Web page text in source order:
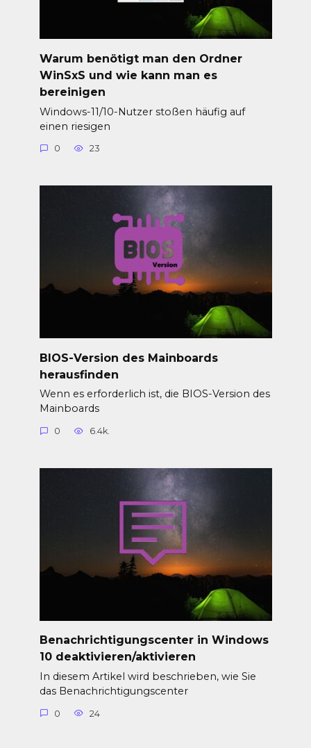
Warum benötigt man den Ordner
WinSxS und wie kann man es
bereinigen
Windows-11/10-Nutzer stoßen häufig auf
einen riesigen
0 23
BIOS-Version des Mainboards
herausfinden
Wenn es erforderlich ist, die BIOS-Version des
Mainboards
0 6.4k.
Benachrichtigungscenter in Windows
10 deaktivieren/aktivieren
In diesem Artikel wird beschrieben, wie Sie
das Benachrichtigungscenter
0 24